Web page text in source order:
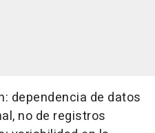
dependencia de datos
no de registros